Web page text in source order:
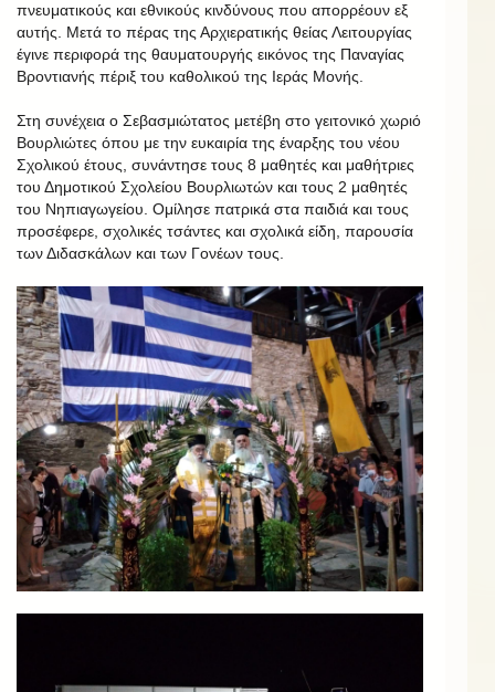
πνευματικούς και εθνικούς κινδύνους που απορρέουν εξ
αυτής. Μετά το πέρας της Αρχιερατικής θείας Λειτουργίας
έγινε περιφορά της θαυματουργής εικόνος της Παναγίας
Βροντιανής πέριξ του καθολικού της Ιεράς Μονής.
Στη συνέχεια ο Σεβασμιώτατος μετέβη στο γειτονικό χωριό
Βουρλιώτες όπου με την ευκαιρία της έναρξης του νέου
Σχολικού έτους, συνάντησε τους 8 μαθητές και μαθήτριες
του Δημοτικού Σχολείου Βουρλιωτών και τους 2 μαθητές
του Νηπιαγωγείου. Ομίλησε πατρικά στα παιδιά και τους
προσέφερε, σχολικές τσάντες και σχολικά είδη, παρουσία
των Διδασκάλων και των Γονέων τους.